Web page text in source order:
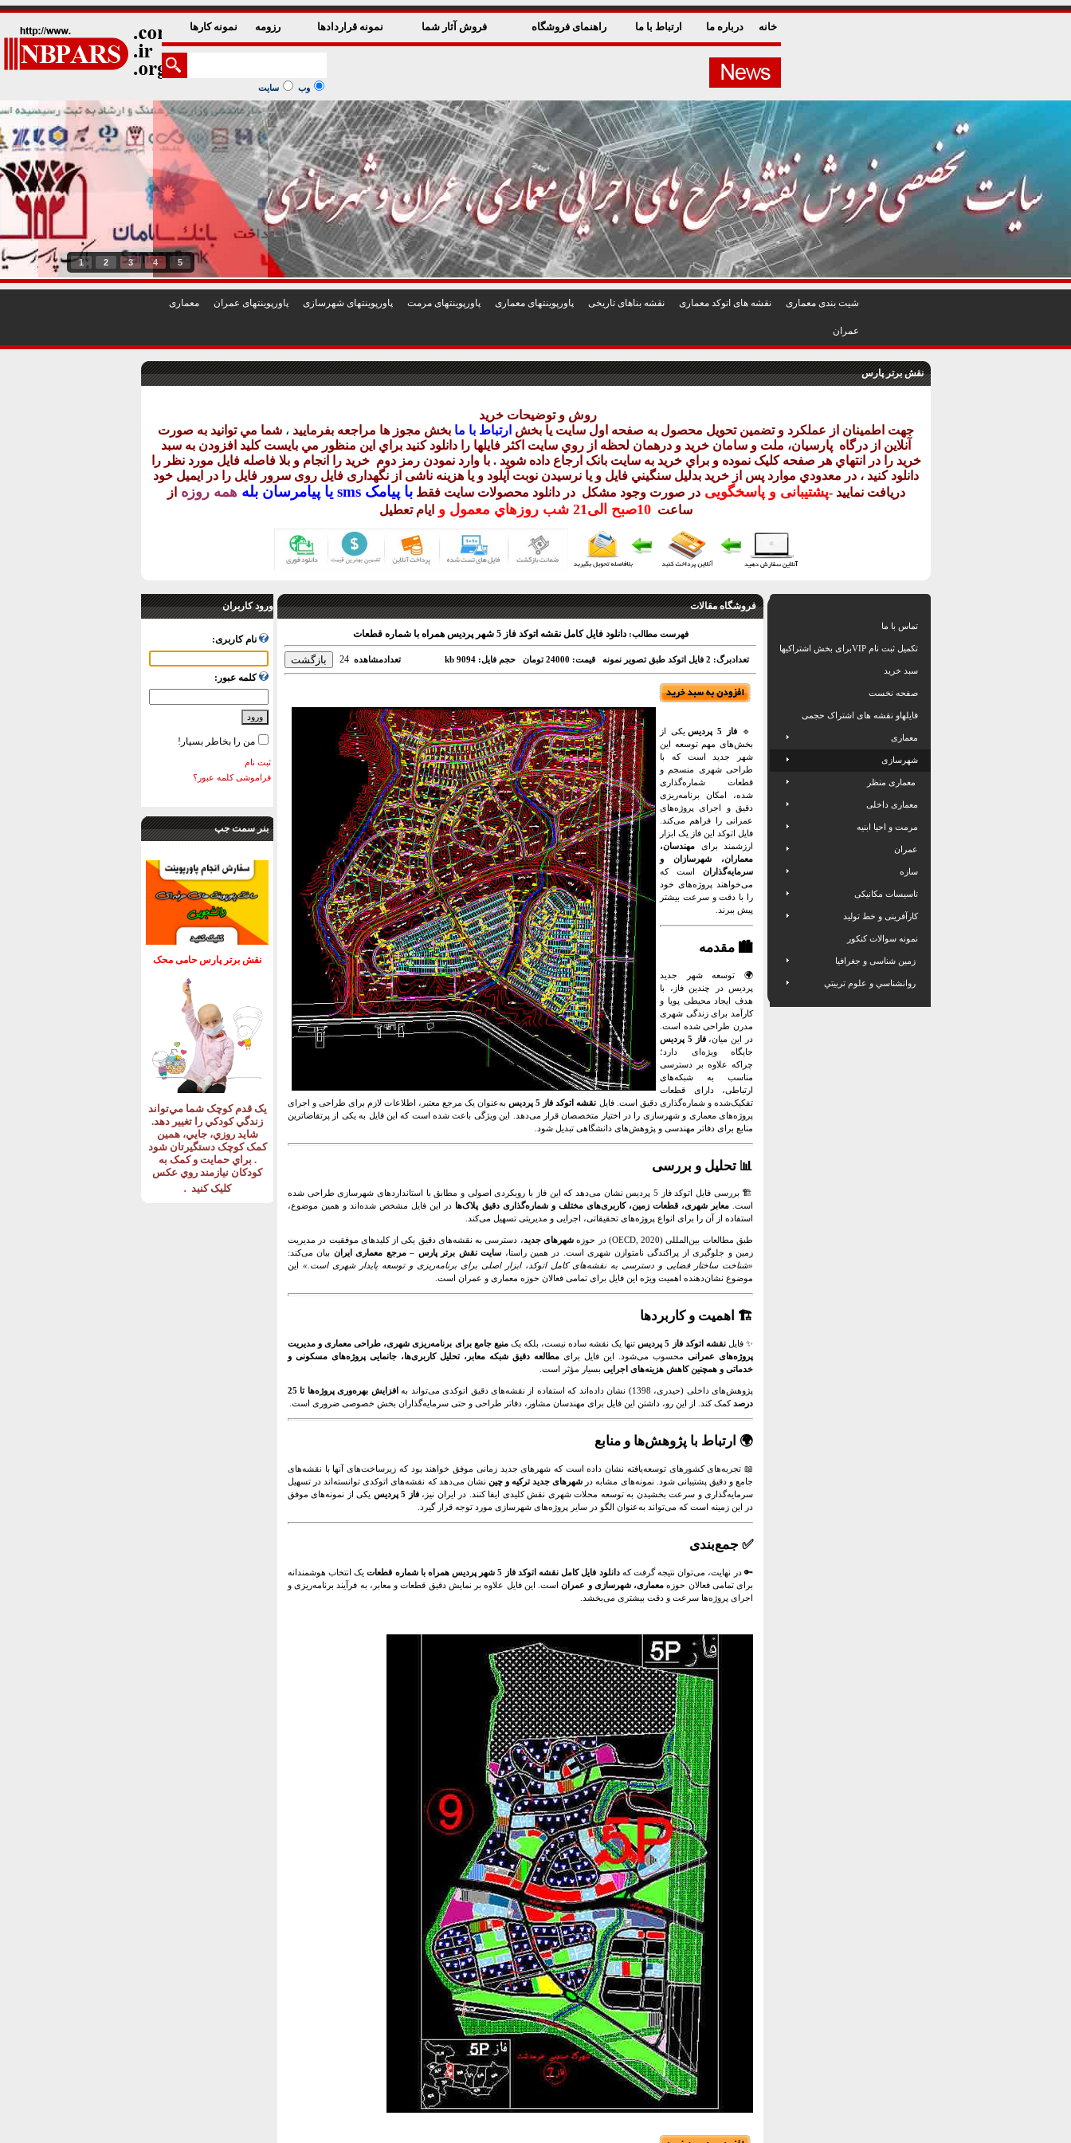
خانه درباره ما ارتباط با ما راهنمای فروشگاه فروش آثار شما نمونه قراردادها رزومه نمونه کارها
وب سایت
1 2 3 4 5
شيت بندی معماری نقشه های اتوکد معماری نقشه بناهای تاريخی پاورپوينتهای معماری پاورپوينتهای مرمت پاورپوينتهای شهرسازی پاورپوينتهای عمران معماری
عمران
نقش برتر پارس
روش و توضيحات خريد
جهت اطمينان از عملکرد و تضمين تحويل محصول به صفحه اول سايت يا بخش ارتباط با ما بخش مجوز ها مراجعه بفرماييد ، شما مي توانيد به صورت
آنلاين از درگاه پارسيان، ملت و سامان خريد و درهمان لحظه از روي سايت اکثر فايلها را دانلود کنيد براي اين منظور مي بايست کليد افزودن به سبد
خريد را در انتهاي هر صفحه کليک نموده و براي خريد به سايت بانک ارجاع داده شويد . با وارد نمودن رمز دوم خريد را انجام و بلا فاصله فايل مورد نظر را
دانلود کنيد ، در معدودي موارد پس از خريد بدليل سنگيني فايل و يا نرسيدن نوبت آپلود و يا هزينه ناشی از نگهداری فايل روی سرور فايل را در ايميل خود
دريافت نماييد -پشتيبانی و پاسخگويیدر صورت وجود مشکل در دانلود محصولات سايت فقطباپيامک sms يا پيامرسان بله همه روزه از
ساعت 10صبح الی21 شب روزهاي معمول و ايام تعطيل
ورود کاربران
نام کاربری:
کلمه عبور:
من را بخاطر بسپار!
ثبت نام
فراموشی کلمه عبور؟
بنر سمت جپ
نقش برتر پارس حامی محک
يک قدم کوچک شما مي‌تواند
زندگي کودکي را تغيير دهد.
شايد روزي، جايي، همين
کمک کوچک دستگيرتان شود
. براي حمايت و کمک به
کودکان نيازمند روي عکس
کليک کنيد .
فروشگاه مقالات
فهرست مطالب: دانلود فایل کامل نقشه اتوکد فاز 5 شهر پردیس همراه با شماره قطعات
تعدادبرگ: 2 فایل اتوکد طبق تصویر نمونه قیمت: 24000 تومان حجم فایل: 9094 kb تعدادمشاهده 24
🔹 فاز 5 پردیس
یکی از
بخش‌های مهم توسعه این
شهر جدید است که با
طراحی شهری منسجم و
قطعات شماره‌گذاری
شده، امکان برنامه‌ریزی
دقیق و اجرای پروژه‌های
عمرانی را فراهم می‌کند.
فایل اتوکد این فاز یک ابزار
ارزشمند برای مهندسان،
معماران، شهرسازان و
سرمایه‌گذاران است که
می‌خواهند پروژه‌های خود
را با دقت و سرعت بیشتر
پیش ببرند.
🏙️ مقدمه
🌍 توسعه شهر جدید
پردیس در چندین فاز، با
هدف ایجاد محیطی پویا و
کارآمد برای زندگی شهری
مدرن طراحی شده است.
در این میان،فاز 5 پردیس
جایگاه ویژه‌ای دارد؛
چراکه علاوه بر دسترسی
مناسب به شبکه‌های
ارتباطی، دارای قطعات
تفکیک‌شده و شماره‌گذاری دقیق است. فایل نقشه اتوکد فاز 5 پردیس
به‌عنوان یک مرجع معتبر، اطلاعات لازم برای طراحی و اجرای
پروژه‌های معماری و شهرسازی را در اختیار متخصصان قرار می‌دهد. این ویژگی باعث شده است که این فایل به یکی از پرتقاضاترین
منابع برای دفاتر مهندسی و پژوهش‌های دانشگاهی تبدیل شود.
📊 تحلیل و بررسی
🏗️ بررسی فایل اتوکد فاز 5 پردیس نشان می‌دهد که این فاز با رویکردی اصولی و مطابق با استانداردهای شهرسازی طراحی شده
است.معابر شهری، قطعات زمین، کاربری‌های مختلف و شماره‌گذاری دقیق پلاک‌ها در این فایل مشخص شده‌اند و همین موضوع،
استفاده از آن را برای انواع پروژه‌های تحقیقاتی، اجرایی و مدیریتی تسهیل می‌کند.
طبق مطالعات بین‌المللی (OECD, 2020) در حوزه شهرهای جدید، دسترسی به نقشه‌های دقیق یکی از کلیدهای موفقیت در مدیریت
زمین و جلوگیری از پراکندگی نامتوازن شهری است. در همین راستا، سایت نقش برتر پارس – مرجع معماری ایران بیان می‌کند:
«شناخت ساختار فضایی و دسترسی به نقشه‌های کامل اتوکد، ابزار اصلی برای برنامه‌ریزی و توسعه پایدار شهری است.» این
موضوع نشان‌دهنده اهمیت ویژه این فایل برای تمامی فعالان حوزه معماری و عمران است.
🏗️ اهمیت و کاربردها
✨ فایلنقشه اتوکد فاز 5 پردیس تنها یک نقشه ساده نیست، بلکه یکمنبع جامع برای برنامه‌ریزی شهری، طراحی معماری و مدیریت
پروژه‌های عمرانی محسوب می‌شود. این فایل برای مطالعه دقیق شبکه معابر، تحلیل کاربری‌ها، جانمایی پروژه‌های مسکونی و
خدماتی و همچنین کاهش هزینه‌های اجرایی بسیار مؤثر است.
پژوهش‌های داخلی (حیدری، 1398) نشان داده‌اند که استفاده از نقشه‌های دقیق اتوکدی می‌تواند به
افزایش بهره‌وری پروژه‌ها تا 25
درصدکمک کند. از این رو، داشتن این فایل برای مهندسان مشاور، دفاتر طراحی و حتی سرمایه‌گذاران بخش خصوصی ضروری است.
🌍 ارتباط با پژوهش‌ها و منابع
📖 تجربه‌های کشورهای توسعه‌یافته نشان داده است که شهرهای جدید زمانی موفق خواهند بود که زیرساخت‌های آنها با نقشه‌های
جامع و دقیق پشتیبانی شود. نمونه‌های مشابه در شهرهای جدید ترکیه و چین نشان می‌دهد که نقشه‌های اتوکدی توانسته‌اند در تسهیل
سرمایه‌گذاری و سرعت بخشیدن به توسعه محلات شهری نقش کلیدی ایفا کنند. در ایران نیز،فاز 5 پردیس
یکی از نمونه‌های موفق
در این زمینه است که می‌تواند به‌عنوان الگو در سایر پروژه‌های شهرسازی مورد توجه قرار گیرد.
✅ جمع‌بندی
🔑 در نهایت، می‌توان نتیجه گرفت کهدانلود فایل کامل نقشه اتوکد فاز 5 شهر پردیس همراه با شماره قطعات
یک انتخاب هوشمندانه
برای تمامی فعالان حوزه معماری، شهرسازی و عمراناست. این فایل علاوه بر نمایش دقیق قطعات و معابر، به فرآیند برنامه‌ریزی و
اجرای پروژه‌ها سرعت و دقت بیشتری می‌بخشد.
تماس با ما
تکمیل ثبت نام VIPبرای بخش اشتراکیها
سبد خرید
صفحه نخست
فایلهاو نقشه های اشتراک حجمی
معماری
شهرسازی
معماری منظر
معماری داخلی
مرمت و احیا ابنیه
عمران
سازه
تاسیسات مکانیکی
کارآفرینی و خط تولید
نمونه سوالات کنکور
زمین شناسی و جغرافیا
روانشناسي و علوم تربيتي